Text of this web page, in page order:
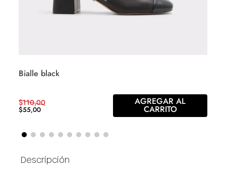
Bialle black
$110,00
$55,00
AGREGAR AL
CARRITO